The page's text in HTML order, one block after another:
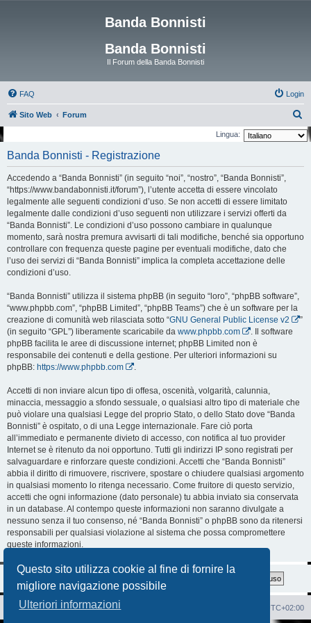
Questo sito utilizza cookie al fine di fornire la
migliore navigazione possibile
Ulteriori informazioni
Banda Bonnisti
Banda Bonnisti
Il Forum della Banda Bonnisti
FAQ Login
Sito Web Forum
e
Lingua:
Banda Bonnisti - Registrazione
Accedendo a “Banda Bonnisti” (in seguito “noi”, “nostro”, “Banda Bonnisti”,
“https://www.bandabonnisti.it/forum”), l’utente accetta di essere vincolato
legalmente alle seguenti condizioni d’uso. Se non accetti di essere limitato
legalmente dalle condizioni d’uso seguenti non utilizzare i servizi offerti da
“Banda Bonnisti”. Le condizioni d’uso possono cambiare in qualunque
momento, sarà nostra premura avvisarti di tali modifiche, benché sia opportuno
controllare con frequenza queste pagine per eventuali modifiche, dato che
l’uso dei servizi di “Banda Bonnisti” implica la completa accettazione delle
condizioni d’uso.
“Banda Bonnisti” utilizza il sistema phpBB (in seguito “loro”, “phpBB software”,
“www.phpbb.com”, “phpBB Limited”, “phpBB Teams”) che è un software per la
creazione di comunità web rilasciata sotto “GNU General Public License v2
”
(in seguito “GPL”) liberamente scaricabile da www.phpbb.com
. Il software
phpBB facilita le aree di discussione internet; phpBB Limited non è
responsabile dei contenuti e della gestione. Per ulteriori informazioni su
phpBB: https://www.phpbb.com .
Accetti di non inviare alcun tipo di offesa, oscenità, volgarità, calunnia,
minaccia, messaggio a sfondo sessuale, o qualsiasi altro tipo di materiale che
può violare una qualsiasi Legge del proprio Stato, o dello Stato dove “Banda
Bonnisti” è ospitato, o di una Legge internazionale. Fare ciò porta
all’immediato e permanente divieto di accesso, con notifica al tuo provider
Internet se è ritenuto da noi opportuno. Tutti gli indirizzi IP sono registrati per
salvaguardare e rinforzare queste condizioni. Accetti che “Banda Bonnisti”
abbia il diritto di rimuovere, riscrivere, spostare o chiudere qualsiasi argomento
in qualsiasi momento lo ritenga necessario. Come fruitore di questo servizio,
accetti che ogni informazione (dato personale) tu abbia inviato sia conservata
in un database. Al contempo queste informazioni non saranno divulgate a
nessuno senza il tuo consenso, né “Banda Bonnisti” o phpBB sono da ritenersi
responsabili per qualsiasi violazione al sistema che possa compromettere
queste informazioni.
Sito Web Forum UTC+02:00